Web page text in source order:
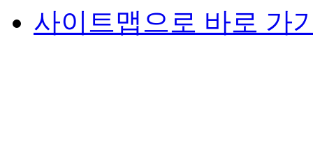
사이트맵으로 바로 가